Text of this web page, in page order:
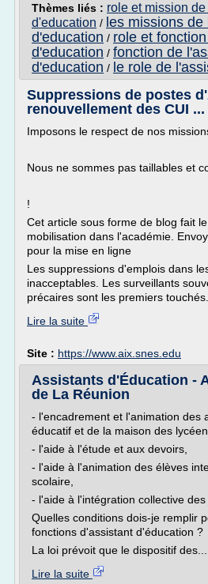
Thèmes liés : role et mission
d'education / les missions
d'education / role et
d'education / fonction de
d'education / le role de
Suppressions de postes
renouvellement des CUI ...
Imposons le respect de nos
Nous ne sommes pas taillables et
!
Cet article sous forme de blog fait
mobilisation dans l'académie.
pour la mise en ligne
Les suppressions d'emplois dans
inacceptables. Les surveillants
précaires sont les premiers touchés.
Lire la suite
Site : https://www.aix.snes.edu
Assistants d'Éducation -
de La Réunion
- l'encadrement et l'animation des
éducatif et de la maison des
- l'aide à l'étude et aux devoirs,
- l'aide à l'animation des élèves
scolaire,
- l'aide à l'intégration collective des
Quelles conditions dois-je remplir
fonctions d'assistant d'éducation ?
La loi prévoit que le dispositif des...
Lire la suite